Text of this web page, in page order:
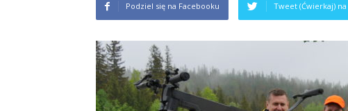
Podziel się na Facebooku Tweet (Ćwierkaj)